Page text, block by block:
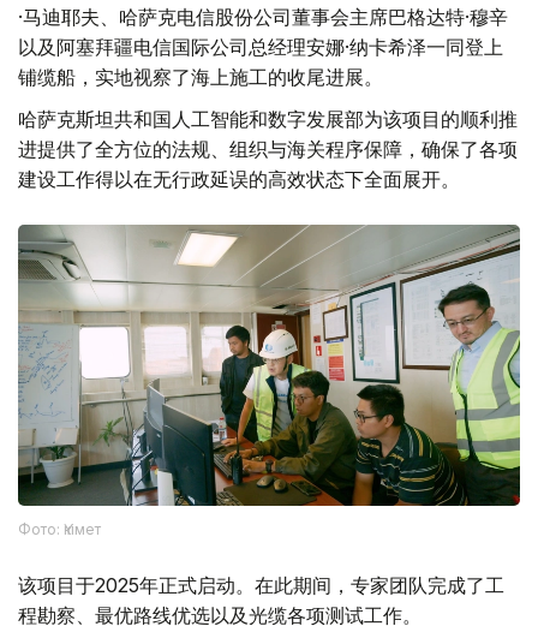
·马迪耶夫、哈萨克电信股份公司董事会主席巴格达特·穆辛
以及阿塞拜疆电信国际公司总经理安娜·纳卡希泽一同登上
铺缆船，实地视察了海上施工的收尾进展。
哈萨克斯坦共和国人工智能和数字发展部为该项目的顺利推
进提供了全方位的法规、组织与海关程序保障，确保了各项
建设工作得以在无行政延误的高效状态下全面展开。
Фото: Үкімет
该项目于2025年正式启动。在此期间，专家团队完成了工
程勘察、最优路线优选以及光缆各项测试工作。